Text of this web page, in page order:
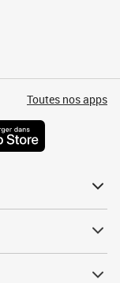
Toutes nos apps